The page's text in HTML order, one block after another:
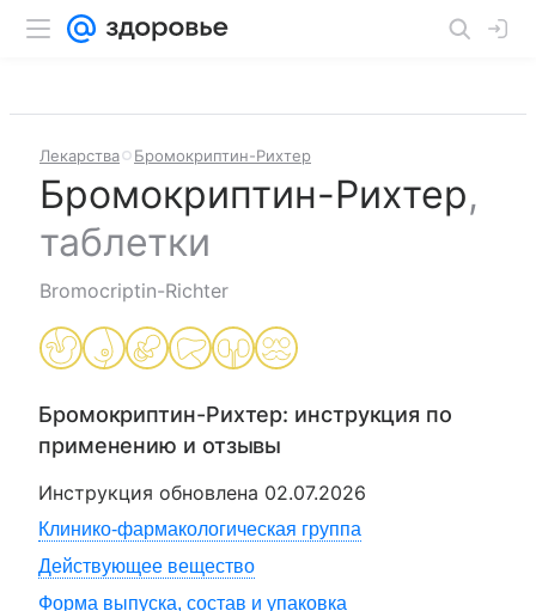
Лекарства Бромокриптин-Рихтер
Бромокриптин-Рихтер,
таблетки
Bromocriptin-Richter
Бромокриптин-Рихтер: инструкция по
применению и отзывы
Инструкция обновлена 02.07.2026
Клинико-фармакологическая группа
Действующее вещество
Форма выпуска, состав и упаковка